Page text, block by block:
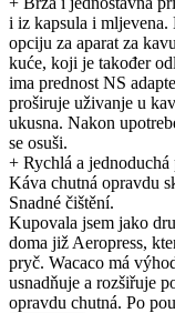
i iz kapsula i mljevena.
opciju za aparat za
kuće, koji je također
ima prednost NS
proširuje uživanje u
ukusna. Nakon
se osuši.
+ Rychlá a
Káva chutná opravdu
Snadné čištění.
Kupovala jsem jako
doma již Aeropress,
pryč. Wacaco má
usnadňuje a rozšiřuje
opravdu chutná. Po